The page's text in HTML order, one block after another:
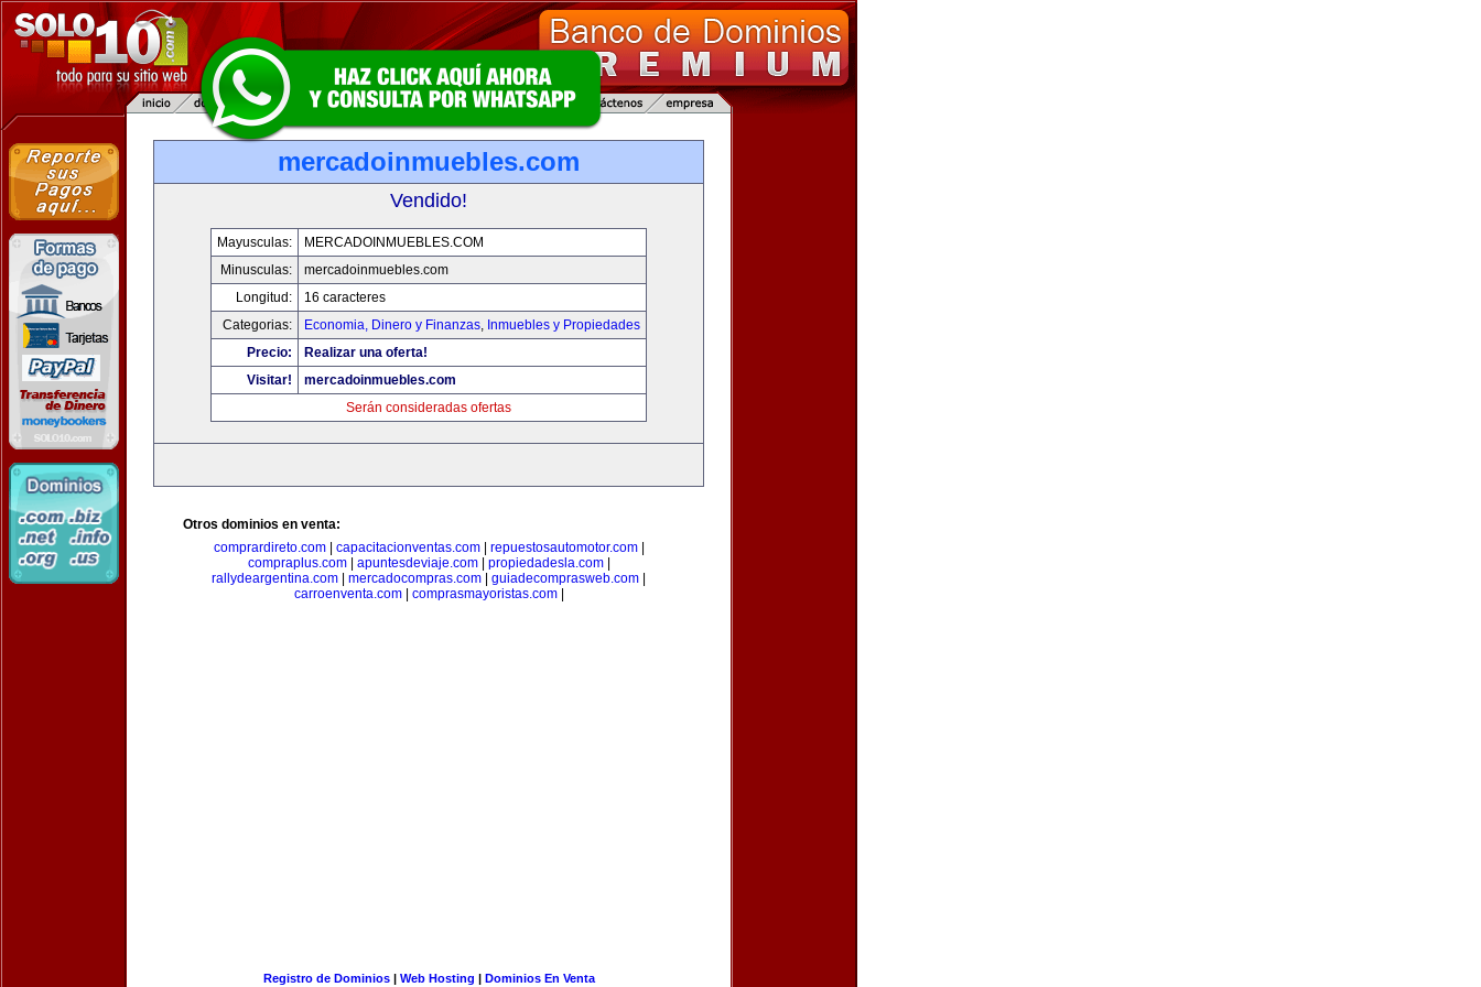
mercadoinmuebles.com
Vendido!
Mayusculas:
MERCADOINMUEBLES.COM
Minusculas:
mercadoinmuebles.com
Longitud:
16 caracteres
Categorias:
Economia, Dinero y Finanzas, Inmuebles y Propiedades
Precio:
Realizar una oferta!
Visitar!
mercadoinmuebles.com
Serán consideradas ofertas
Otros dominios en venta:
comprardireto.com| capacitacionventas.com| repuestosautomotor.com|
compraplus.com| apuntesdeviaje.com| propiedadesla.com|
rallydeargentina.com
mercadocompras.com guiadecomprasweb.com
carroenventa.com| comprasmayoristas.com|
Registro de Dominios| Web Hosting | Dominios En Venta